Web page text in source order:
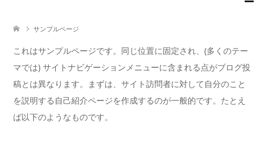
サンプルページ
これはサンプルページです。同じ位置に固定され、(多くのテー
マでは) サイトナビゲーションメニューに含まれる点がブログ投
稿とは異なります。まずは、サイト訪問者に対して自分のこと
を説明する自己紹介ページを作成するのが一般的です。たとえ
ば以下のようなものです。